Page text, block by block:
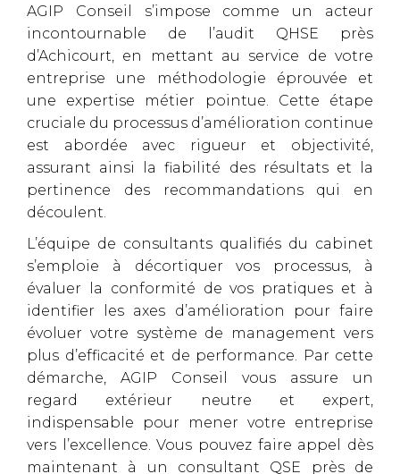
AGIP Conseil s’impose comme un acteur
incontournable de l’audit QHSE près
d’Achicourt, en mettant au service de votre
entreprise une méthodologie éprouvée et
une expertise métier pointue. Cette étape
cruciale du processus d’amélioration continue
est abordée avec rigueur et objectivité,
assurant ainsi la fiabilité des résultats et la
pertinence des recommandations qui en
découlent.
L’équipe de consultants qualifiés du cabinet
s’emploie à décortiquer vos processus, à
évaluer la conformité de vos pratiques et à
identifier les axes d’amélioration pour faire
évoluer votre système de management vers
plus d’efficacité et de performance. Par cette
démarche, AGIP Conseil vous assure un
regard extérieur neutre et expert,
indispensable pour mener votre entreprise
vers l’excellence. Vous pouvez faire appel dès
maintenant à un consultant QSE près de